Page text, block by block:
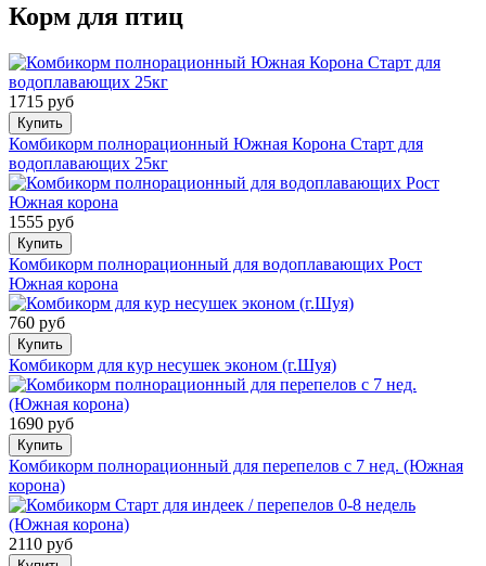
Корм для птиц
1715 руб
Купить
Комбикорм полнорационный Южная Корона Старт для
водоплавающих 25кг
1555 руб
Купить
Комбикорм полнорационный для водоплавающих Рост
Южная корона
760 руб
Купить
Комбикорм для кур несушек эконом (г.Шуя)
1690 руб
Купить
Комбикорм полнорационный для перепелов с 7 нед. (Южная
корона)
2110 руб